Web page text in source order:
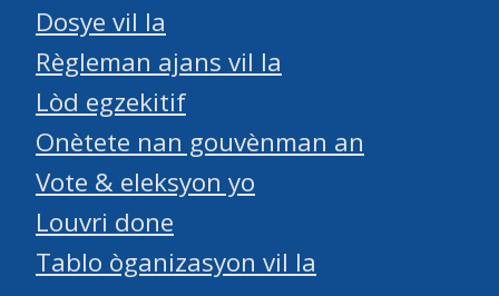
Dosye vil la
Règleman ajans vil la
Lòd egzekitif
Onètete nan gouvènman an
Vote & eleksyon yo
Louvri done
Tablo òganizasyon vil la